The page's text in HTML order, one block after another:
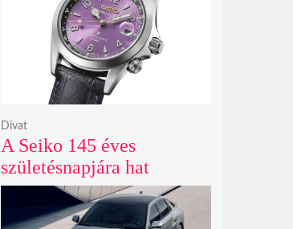
A Seiko 145 éves
születésnapjára hat
limitált kiadású Edo-lila
számlapos modellt hozott
Divat